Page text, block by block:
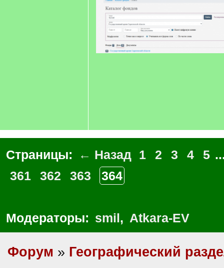
Страницы: ← Назад 1 2 3 4 5
361
362 363 364
Модераторы: smil, Atkara-EV
Форум » Географический